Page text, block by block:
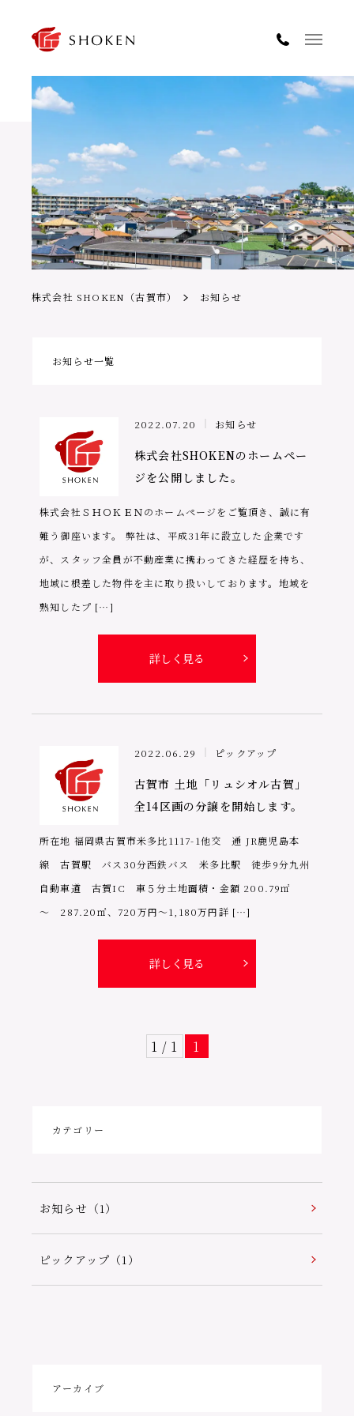
株式会社 SHOKEN（古賀市） お知らせ
お知らせ一覧
2022.07.20 お知らせ
株式会社SHOKENのホームペー
ジを公開しました。
株式会社ＳＨＯＫＥＮのホームページをご覧頂き、誠に有
難う御座います。 弊社は、平成31年に設立した企業です
が、スタッフ全員が不動産業に携わってきた経歴を持ち、
地域に根差した物件を主に取り扱いしております。地域を
熟知したプ […]
詳しく見る
2022.06.29 ピックアップ
古賀市 土地「リュシオル古賀」
全14区画の分譲を開始します。
所在地 福岡県古賀市米多比1117-1他交 通 JR鹿児島本
線 古賀駅 バス30分西鉄バス 米多比駅 徒歩9分九州
自動車道 古賀IC 車５分土地面積・金額 200.79㎡
〜 287.20㎡、720万円〜1,180万円詳 […]
詳しく見る
1 / 1 1
カテゴリー
お知らせ（1）
ピックアップ（1）
アーカイブ